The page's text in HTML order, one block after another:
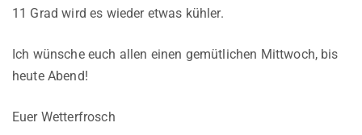
11 Grad wird es wieder etwas kühler.
Ich wünsche euch allen einen gemütlichen Mittwoch, bis
heute Abend!
Euer Wetterfrosch